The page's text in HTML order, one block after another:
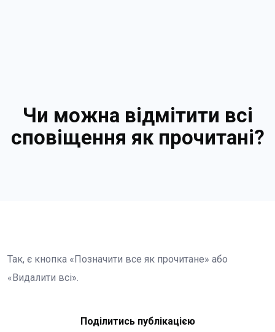
Чи можна відмітити всі
сповіщення як прочитані?
Так, є кнопка «Позначити все як прочитане» або
«Видалити всі».
Поділитись публікацією